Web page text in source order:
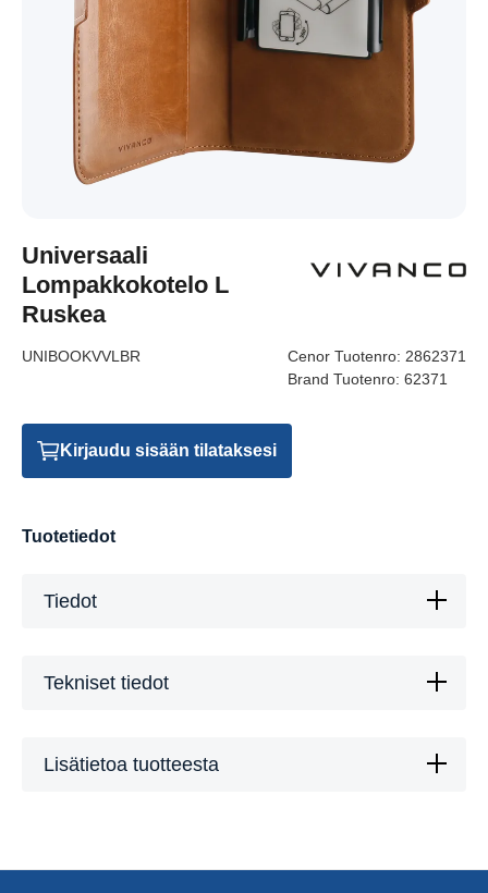
Universaali
Lompakkokotelo L
Ruskea
UNIBOOKVVLBR Cenor Tuotenro: 2862371
Brand Tuotenro: 62371
Kirjaudu sisään tilataksesi
Tuotetiedot
Tiedot
Tekniset tiedot
Lisätietoa tuotteesta